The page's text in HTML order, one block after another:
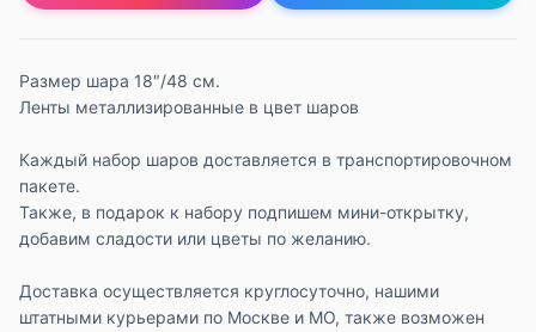
Размер шара 18″/48 см.
Ленты металлизированные в цвет шаров
Каждый набор шаров доставляется в транспортировочном
пакете.
Также, в подарок к набору подпишем мини-открытку,
добавим сладости или цветы по желанию.
Доставка осуществляется круглосуточно, нашими
штатными курьерами по Москве и МО, также возможен